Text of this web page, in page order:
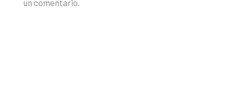
un comentario.